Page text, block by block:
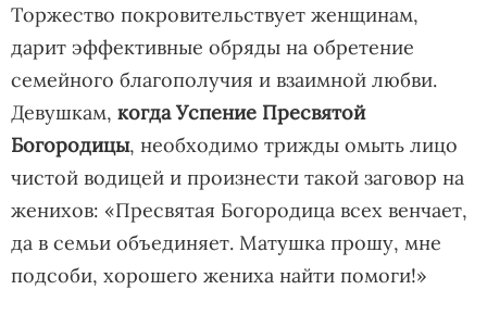
Торжество покровительствует женщинам,
дарит эффективные обряды на обретение
семейного благополучия и взаимной любви.
Девушкам, когда Успение Пресвятой
Богородицы, необходимо трижды омыть лицо
чистой водицей и произнести такой заговор на
женихов: «Пресвятая Богородица всех венчает,
да в семьи объединяет. Матушка прошу, мне
подсоби, хорошего жениха найти помоги!»